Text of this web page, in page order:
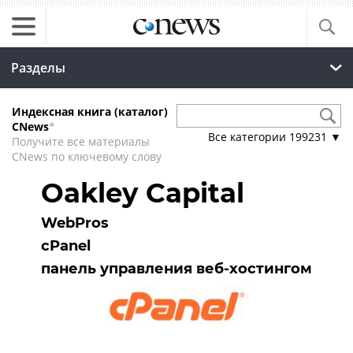
Разделы
Индексная книга (каталог)
CNews*
Получите все материалы
CNews по ключевому слову
Все категории 199231 ▼
Oakley Capital
WebPros
cPanel
панель управления веб-хостингом